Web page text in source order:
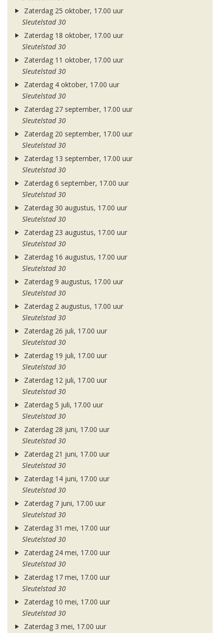
Zaterdag 25 oktober, 17.00 uur
Sleutelstad 30
Zaterdag 18 oktober, 17.00 uur
Sleutelstad 30
Zaterdag 11 oktober, 17.00 uur
Sleutelstad 30
Zaterdag 4 oktober, 17.00 uur
Sleutelstad 30
Zaterdag 27 september, 17.00 uur
Sleutelstad 30
Zaterdag 20 september, 17.00 uur
Sleutelstad 30
Zaterdag 13 september, 17.00 uur
Sleutelstad 30
Zaterdag 6 september, 17.00 uur
Sleutelstad 30
Zaterdag 30 augustus, 17.00 uur
Sleutelstad 30
Zaterdag 23 augustus, 17.00 uur
Sleutelstad 30
Zaterdag 16 augustus, 17.00 uur
Sleutelstad 30
Zaterdag 9 augustus, 17.00 uur
Sleutelstad 30
Zaterdag 2 augustus, 17.00 uur
Sleutelstad 30
Zaterdag 26 juli, 17.00 uur
Sleutelstad 30
Zaterdag 19 juli, 17.00 uur
Sleutelstad 30
Zaterdag 12 juli, 17.00 uur
Sleutelstad 30
Zaterdag 5 juli, 17.00 uur
Sleutelstad 30
Zaterdag 28 juni, 17.00 uur
Sleutelstad 30
Zaterdag 21 juni, 17.00 uur
Sleutelstad 30
Zaterdag 14 juni, 17.00 uur
Sleutelstad 30
Zaterdag 7 juni, 17.00 uur
Sleutelstad 30
Zaterdag 31 mei, 17.00 uur
Sleutelstad 30
Zaterdag 24 mei, 17.00 uur
Sleutelstad 30
Zaterdag 17 mei, 17.00 uur
Sleutelstad 30
Zaterdag 10 mei, 17.00 uur
Sleutelstad 30
Zaterdag 3 mei, 17.00 uur